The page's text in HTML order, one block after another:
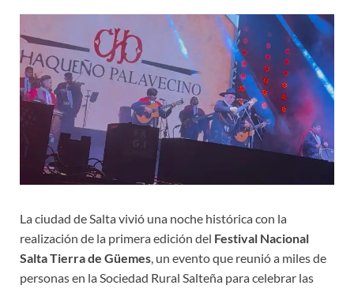
La ciudad de Salta vivió una noche histórica con la
realización de la primera edición del Festival Nacional
Salta Tierra de Güemes, un evento que reunió a miles de
personas en la Sociedad Rural Salteña para celebrar las